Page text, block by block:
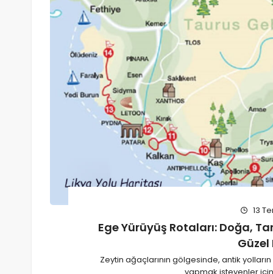
13
Ege Yürüyüş Rotaları: Doğa,
Zeytin ağaçlarının gölgesinde, antik